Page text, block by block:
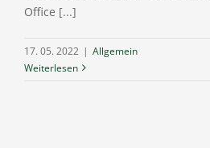
Office [...]
17. 05. 2022 | Allgemein
Weiterlesen